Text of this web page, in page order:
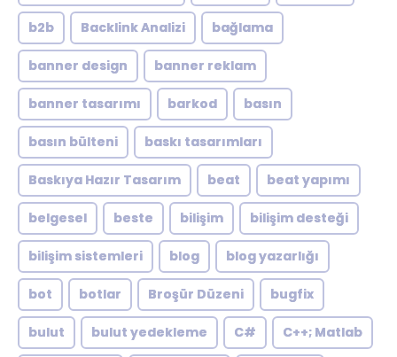
b2b Backlink Analizi bağlama
banner design banner reklam
banner tasarımı barkod basın
basın bülteni baskı tasarımları
Baskıya Hazır Tasarım beat beat yapımı
belgesel beste bilişim bilişim desteği
bilişim sistemleri blog blog yazarlığı
bot botlar Broşür Düzeni bugfix
bulut bulut yedekleme C# C++; Matlab